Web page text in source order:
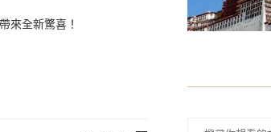
來全新驚喜！